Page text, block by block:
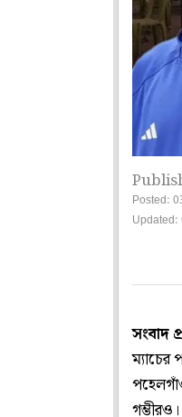
Posted:
Updated:
সংবাদ
ম্যাচের